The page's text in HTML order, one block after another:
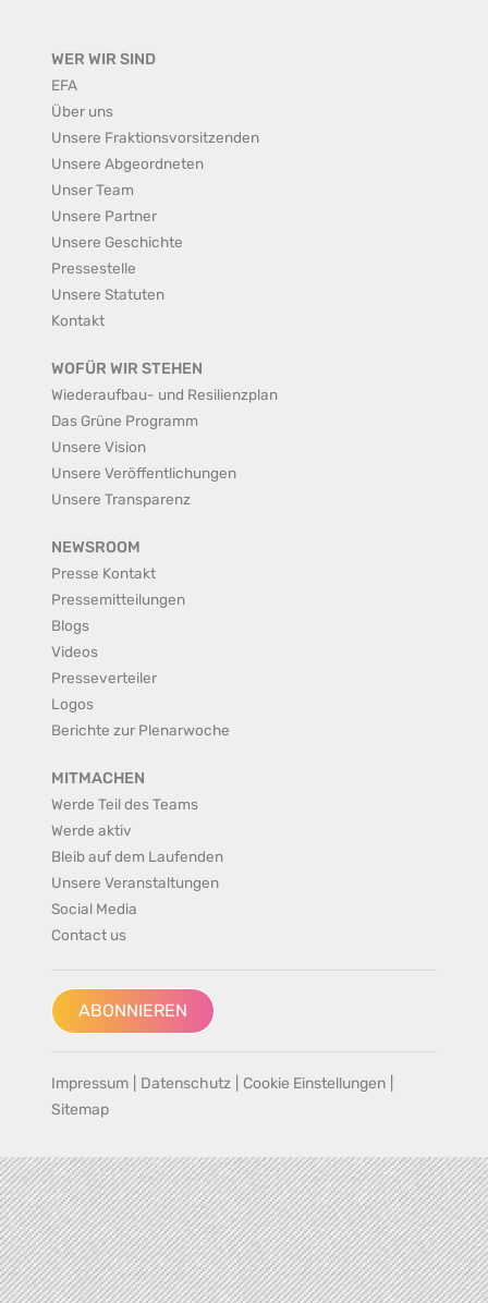
WER WIR SIND
EFA
Über uns
Unsere Fraktionsvorsitzenden
Unsere Abgeordneten
Unser Team
Unsere Partner
Unsere Geschichte
Pressestelle
Unsere Statuten
Kontakt
WOFÜR WIR STEHEN
Wiederaufbau- und Resilienzplan
Das Grüne Programm
Unsere Vision
Unsere Veröffentlichungen
Unsere Transparenz
NEWSROOM
Presse Kontakt
Pressemitteilungen
Blogs
Videos
Presseverteiler
Logos
Berichte zur Plenarwoche
MITMACHEN
Werde Teil des Teams
Werde aktiv
Bleib auf dem Laufenden
Unsere Veranstaltungen
Social Media
Contact us
ABONNIEREN
Impressum Datenschutz Cookie Einstellungen
Sitemap